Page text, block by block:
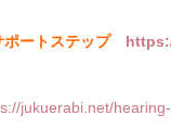
ポートステップ
jukuerabi.net/